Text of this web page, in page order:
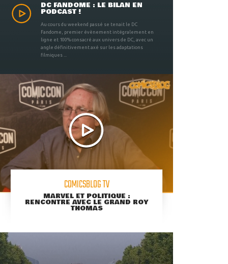
DC FANDOME : LE BILAN EN
PODCAST !
Au cours du weekend passé se tenait le DC
Fandome, premier évènement intégralement en
ligne et 100% consacré aux univers de DC, avec un
angle définitivement axé sur les adaptations
filmiques ...
COMICSBLOG TV
MARVEL ET POLITIQUE :
RENCONTRE AVEC LE GRAND ROY
THOMAS